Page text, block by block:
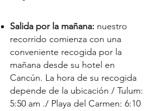
Salida por la mañana: nuestro
recorrido comienza con una
conveniente recogida por la
mañana desde su hotel en
Cancún. La hora de su recogida
depende de la ubicación / Tulum:
5:50 am ./ Playa del Carmen: 6:10